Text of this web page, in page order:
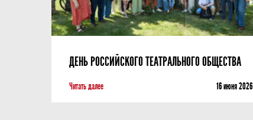
ДЕНЬ РОССИЙСКОГО ТЕАТРАЛЬНОГО ОБЩЕСТВА
Читать далее 16 июня 2026